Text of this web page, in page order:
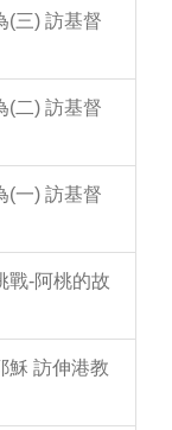
(三) 訪基督
(二) 訪基督
(一) 訪基督
戰-阿桃的故
穌 訪伸港教